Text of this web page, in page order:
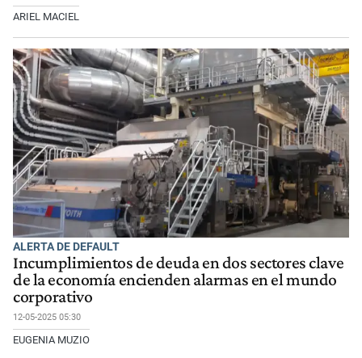
ARIEL MACIEL
ALERTA DE DEFAULT
Incumplimientos de deuda en dos sectores clave
de la economía encienden alarmas en el mundo
corporativo
12-05-2025 05:30
EUGENIA MUZIO